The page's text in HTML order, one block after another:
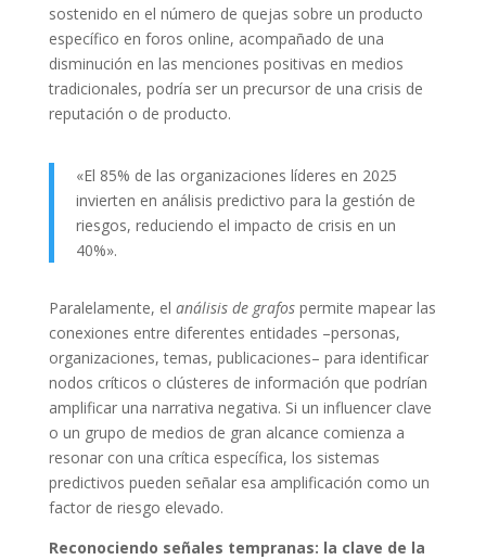
sostenido en el número de quejas sobre un producto
específico en foros online, acompañado de una
disminución en las menciones positivas en medios
tradicionales, podría ser un precursor de una crisis de
reputación o de producto.
«El 85% de las organizaciones líderes en 2025
invierten en análisis predictivo para la gestión de
riesgos, reduciendo el impacto de crisis en un
40%».
Paralelamente, el análisis de grafospermite mapear las
conexiones entre diferentes entidades –personas,
organizaciones, temas, publicaciones– para identificar
nodos críticos o clústeres de información que podrían
amplificar una narrativa negativa. Si un influencer clave
o un grupo de medios de gran alcance comienza a
resonar con una crítica específica, los sistemas
predictivos pueden señalar esa amplificación como un
factor de riesgo elevado.
Reconociendo señales tempranas: la clave de la